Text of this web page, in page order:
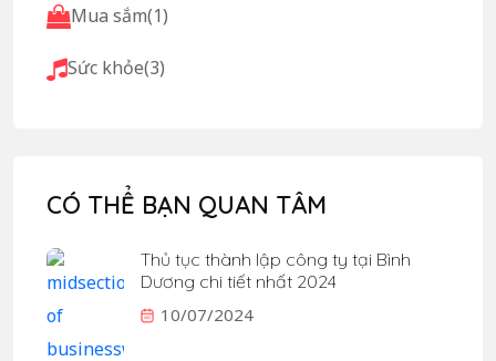
Mua sắm(1)
Sức khỏe(3)
CÓ THỂ BẠN QUAN TÂM
Thủ tục thành lập công ty tại Bình
Dương chi tiết nhất 2024
10/07/2024